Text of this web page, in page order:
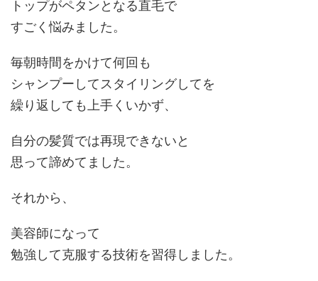
トップがペタンとなる直毛で
すごく悩みました。
毎朝時間をかけて何回も
シャンプーしてスタイリングしてを
繰り返しても上手くいかず、
自分の髪質では再現できないと
思って諦めてました。
それから、
美容師になって
勉強して克服する技術を習得しました。